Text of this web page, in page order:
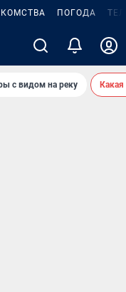
ПОГОДА
с видом на реку